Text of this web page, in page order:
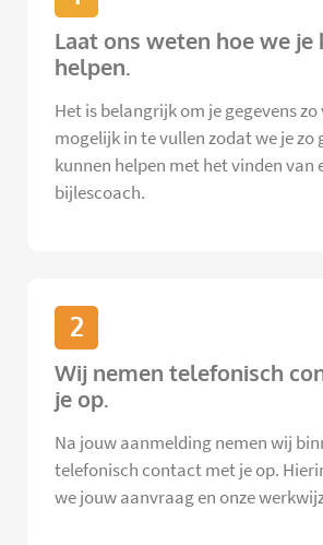
Laat ons weten hoe we je
helpen.
Het is belangrijk om je gegevens
mogelijk in te vullen zodat we je zo
kunnen helpen met het vinden van
bijlescoach.
2
Wij nemen telefonisch
je op.
Na jouw aanmelding nemen wij
telefonisch contact met je op.
we jouw aanvraag en onze